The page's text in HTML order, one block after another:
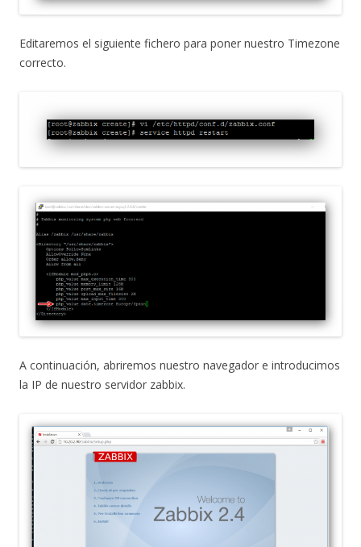
Editaremos el siguiente fichero para poner nuestro Timezone
correcto.
A continuación, abriremos nuestro navegador e introducimos
la IP de nuestro servidor zabbix.